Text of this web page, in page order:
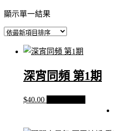
顯示單一結果
深宵同頻 第1期
$40.00